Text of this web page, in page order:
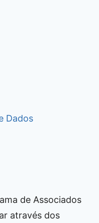
Dados
de Associados
através dos